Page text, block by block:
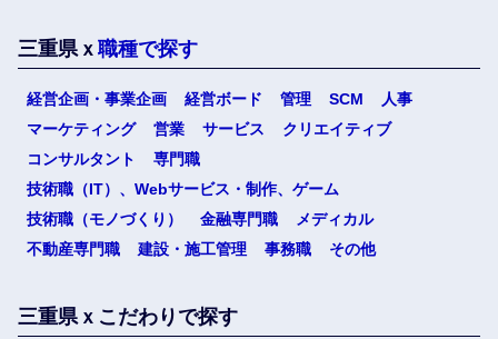
三重県ｘ 職種で探す
経営企画・事業企画 経営ボード 管理 SCM
人事
マーケティング
営業 サービス
クリエイティブ
コンサルタント
専門職
技術職（IT）、Webサービス・制作、ゲーム
技術職（モノづくり）
金融専門職
メディカル
不動産専門職
建設・施工管理 事務職 その他
三重県ｘこだわりで探す